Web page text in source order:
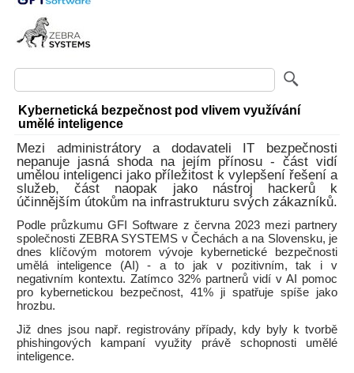
Kybernetická bezpečnost pod vlivem využívání
umělé inteligence
Mezi administrátory a dodavateli IT bezpečnosti
nepanuje jasná shoda na jejím přínosu - část vidí
umělou inteligenci jako příležitost k vylepšení řešení a
služeb, část naopak jako nástroj hackerů k
účinnějším útokům na infrastrukturu svých zákazníků.
Podle průzkumu GFI Software z června 2023 mezi partnery
společnosti ZEBRA SYSTEMS v Čechách a na Slovensku, je
dnes klíčovým motorem vývoje kybernetické bezpečnosti
umělá inteligence (AI) - a to jak v pozitivním, tak i v
negativním kontextu. Zatímco 32% partnerů vidí v AI pomoc
pro kybernetickou bezpečnost, 41% ji spatřuje spíše jako
hrozbu.
Již dnes jsou např. registrovány případy, kdy byly k tvorbě
phishingových kampaní využity právě schopnosti umělé
inteligence.